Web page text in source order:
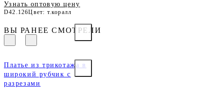
Узнать оптовую цену
D42.126Цвет: т.коралл
ВЫ РАНЕЕ СМОТРЕЛИ
Платье из трикотажа в
широкий рубчик с
разрезами